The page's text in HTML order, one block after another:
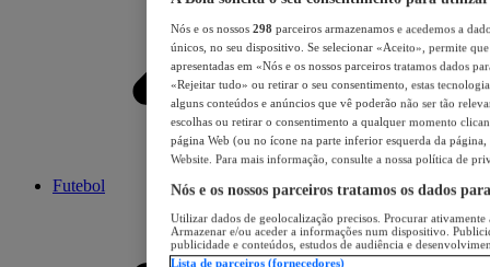
Futebol
Nós e os nossos 298 parceiros armazenamos e acedemos a
únicos, no seu dispositivo. Se selecionar «Aceito», permite
apresentadas em «Nós e os nossos parceiros tratamos dados
«Rejeitar tudo» ou retirar o seu consentimento, estas
alguns conteúdos e anúncios que vê poderão não ser tão
escolhas ou retirar o consentimento a qualquer momento
página Web (ou no ícone na parte inferior esquerda da página,
Website. Para mais informação, consulte a nossa política de
Nós e os nossos parceiros tratamos os dados
Utilizar dados de geolocalização precisos. Procurar
Armazenar e/ou aceder a informações num dispositivo.
publicidade e conteúdos, estudos de audiência e
Lista de parceiros (fornecedores)